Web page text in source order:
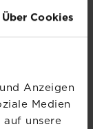
Über Cookies
Anzeigen
Medien
unsere